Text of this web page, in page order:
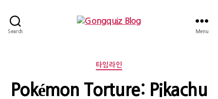
Search Menu
Categories
타임라인
Pokémon Torture: Pikachu